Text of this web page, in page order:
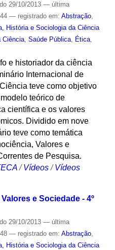
29/10/2013 — última
— registrado em: Abstração,
História e Sociologia da Ciência
Ciência, Saúde Pública, Ética,
e historiador da ciência
Internacional de
teve como objetivo
teórico de
científica e os valores
Dividido em nove
teve como temática
Valores e
de Pesquisa.
/Vídeos /Vídeos
e Sociedade - 4º
29/10/2013 — última
— registrado em: Abstração,
História e Sociologia da Ciência